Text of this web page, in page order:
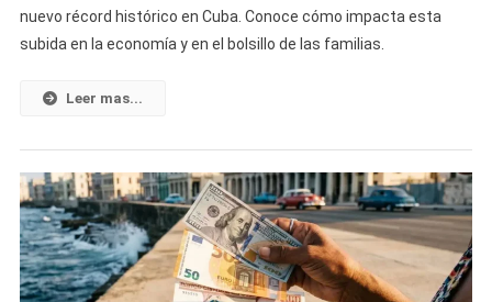
nuevo récord histórico en Cuba. Conoce cómo impacta esta
subida en la economía y en el bolsillo de las familias.
Leer mas...